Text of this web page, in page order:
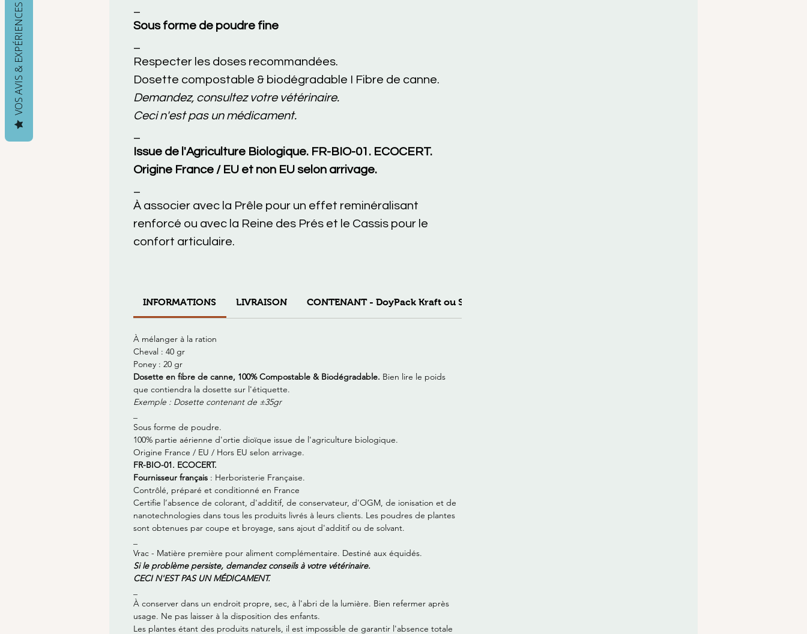
Sous forme de poudre fine
Respecter les doses recommandées.
Dosette compostable & biodégradable I Fibre de canne.
Demandez, consultez votre vétérinaire.
Ceci n'est pas un médicament.
Issue de l'Agriculture Biologique. FR-BIO-01. ECOCERT.
Origine France / EU et non EU selon arrivage.
À associer avec la Prêle pour un effet reminéralisant
renforcé ou avec la Reine des Prés et le Cassis pour le
confort articulaire.
INFORMATIONS LIVRAISON CONTENANT - DoyPack Kraft ou Seau
À mélanger à la ration
Cheval : 40 gr
Poney : 20 gr
Dosette en fibre de canne, 100% Compostable & Biodégradable. Bien lire le poids
que contiendra la dosette sur l'étiquette.
Exemple : Dosette contenant de ±35gr
Sous forme de poudre.
100% partie aérienne d'ortie dioïque issue de l'agriculture biologique.
Origine France / EU / Hors EU selon arrivage.
FR-BIO-01. ECOCERT.
Fournisseur français : Herboristerie Française.
Contrôlé, préparé et conditionné en France
Certifie l’absence de colorant, d'additif, de conservateur, d'OGM, de ionisation et de
nanotechnologies dans tous les produits livrés à leurs clients. Les poudres de plantes
sont obtenues par coupe et broyage, sans ajout d'additif ou de solvant.
Vrac - Matière première pour aliment complémentaire. Destiné aux équidés.
Si le problème persiste, demandez conseils à votre vétérinaire.
CECI N'EST PAS UN MÉDICAMENT.
À conserver dans un endroit propre, sec, à l'abri de la lumière. Bien refermer après
usage. Ne pas laisser à la disposition des enfants.
Les plantes étant des produits naturels, il est impossible de garantir l'absence totale
VOS AVIS & EXPÉRIENCES